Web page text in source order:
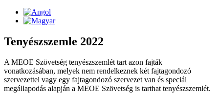
Tenyészszemle 2022
A MEOE Szövetség tenyészszemlét tart azon fajták
vonatkozásában, melyek nem rendelkeznek két fajtagondozó
szervezettel vagy egy fajtagondozó szervezet van és speciál
megállapodás alapján a MEOE Szövetség is tarthat tenyészszemlét.